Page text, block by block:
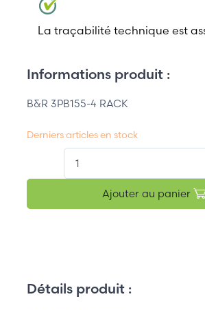
La traçabilité technique est
Informations produit :
B&R 3PB155-4 RACK
Derniers articles en stock
Ajouter au panier
Détails produit :